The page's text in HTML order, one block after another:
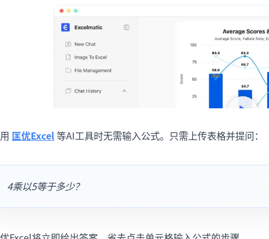
匡优Excel等AI工具时无需输入公式。只需上传表格并提问：
4乘以5等于多少？